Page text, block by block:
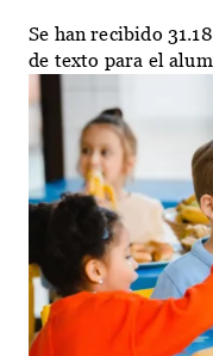
Se han recibido
de texto para el